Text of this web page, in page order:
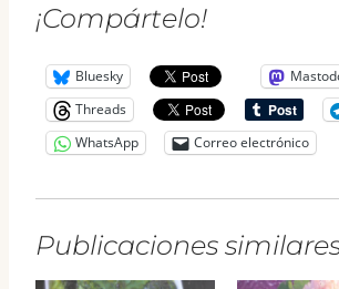
¡Compártelo!
Bluesky
Threads
WhatsApp
Correo electrónico
Publicaciones